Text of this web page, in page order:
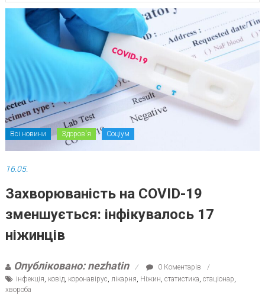
Всі новини Здоров'я Соціум
16.05.
Захворюваність на COVID-19
зменшується: інфікувалось 17
ніжинців
Опубліковано: nezhatin
0 Коментарів
інфекція ковід, коронавірус лікарня Ніжин статистика стаціонар
хвороба